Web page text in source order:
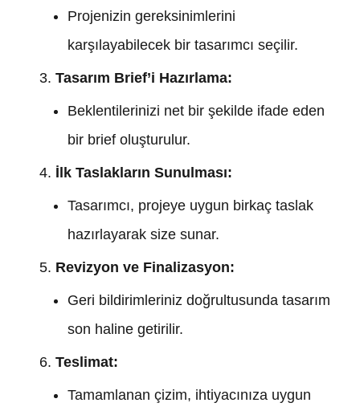
Projenizin gereksinimlerini
karşılayabilecek bir tasarımcı seçilir.
Tasarım Brief’i Hazırlama:
Beklentilerinizi net bir şekilde ifade eden
bir brief oluşturulur.
İlk Taslakların Sunulması:
Tasarımcı, projeye uygun birkaç taslak
hazırlayarak size sunar.
Revizyon ve Finalizasyon:
Geri bildirimleriniz doğrultusunda tasarım
son haline getirilir.
Teslimat:
Tamamlanan çizim, ihtiyacınıza uygun